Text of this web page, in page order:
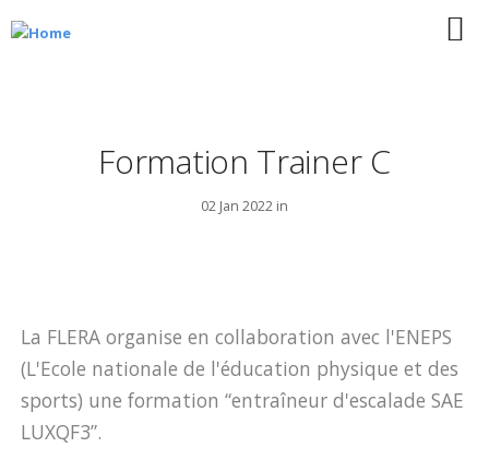
Formation Trainer C
02 Jan 2022 in
La FLERA organise en collaboration avec l'ENEPS
(L'Ecole nationale de l'éducation physique et des
sports) une formation “entraîneur d'escalade SAE
LUXQF3”.